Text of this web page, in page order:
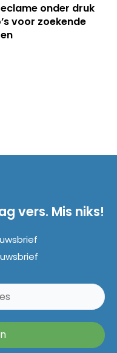
onder druk
voor zoekende
vers. Mis niks!